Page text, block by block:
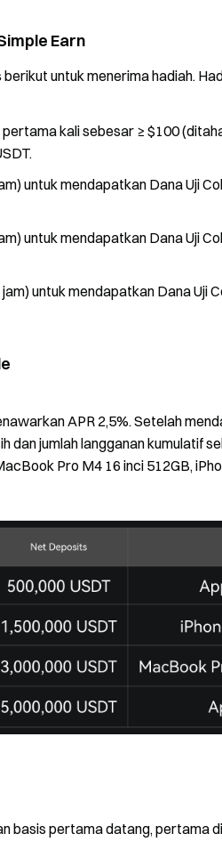
Earn
untuk menerima hadiah.
kali sebesar ≥ $100
untuk mendapatkan Dana Uji
untuk mendapatkan Dana Uji
untuk mendapatkan Dana Uji
APR 2,5%. Setelah
jumlah langganan kumulatif
Pro M4 16 inci 512GB,
basis pertama datang, pertama